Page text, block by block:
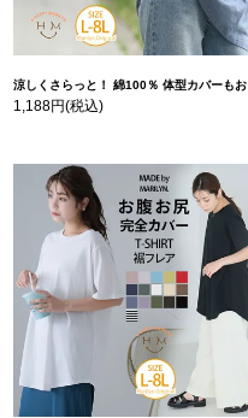
涼しくさらっと！ 綿100％ 体型カバーもお洒落も叶える 風合いコットン ゆるシルエット ドルマン | 大きいサイズの通販ならハッピーマリリン
1,188円(税込)